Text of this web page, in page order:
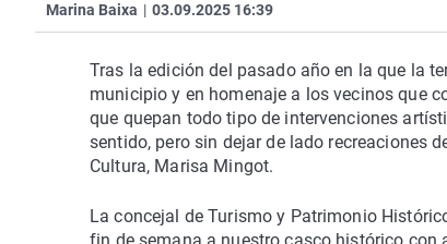
Marina Baixa | 03.09.2025 16:39
Tras la edición del pasado año en la que la
municipio y en homenaje a los vecinos que
que quepan todo tipo de intervenciones
sentido, pero sin dejar de lado recreaciones
Cultura, Marisa Mingot.
La concejal de Turismo y Patrimonio